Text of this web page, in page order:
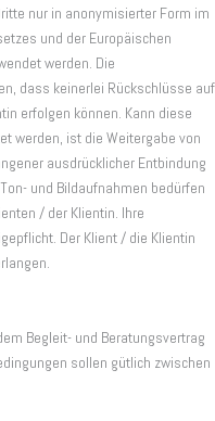
nur in anonymisierter Form im
und der Europäischen
werden. Die
dass keinerlei Rückschlüsse auf
erfolgen können. Kann diese
werden, ist die Weitergabe von
ausdrücklicher Entbindung
und Bildaufnahmen bedürfen
/ der Klientin. Ihre
Der Klient / die Klientin
Begleit- und Beratungsvertrag
sollen gütlich zwischen